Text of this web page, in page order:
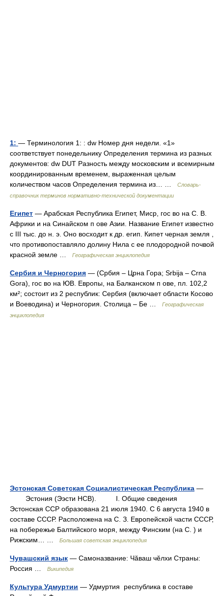
1: — Терминология 1: : dw Номер дня недели. «1»
соответствует понедельнику Определения термина из разных
документов: dw DUT Разность между московским и всемирным
координированным временем, выраженная целым
количеством часов Определения термина из… …
Словарь-
справочник терминов нормативно-технической документации
Египет — Арабская Республика Египет, Миср, гос во на С. В.
Африки и на Синайском п ове Азии. Название Египет известно
с III тыс. до н. э. Оно восходит к др. егип. Кипет черная земля ,
что противопоставляло долину Нила с ее плодородной почвой
красной земле …
Географическая энциклопедия
Сербия и Черногория — (Србия – Црна Гора; Srbija – Crna
Gora), гос во на ЮВ. Европы, на Балканском п ове, пл. 102,2
км²; состоит из 2 республик: Сербия (включает области Косово
и Воеводина) и Черногория. Столица – Бе …
Географическая
энциклопедия
Эстонская Советская Социалистическая Республика —
Эстония (Ээсти НСВ). I. Общие сведения
Эстонская ССР образована 21 июля 1940. С 6 августа 1940 в
составе СССР. Расположена на С. З. Европейской части СССР,
на побережье Балтийского моря, между Финским (на С. ) и
Рижским… …
Большая советская энциклопедия
Чувашский язык — Самоназвание: Чӑваш чӗлхи Страны:
Россия …
Википедия
Культура Удмуртии — Удмуртия республика в составе